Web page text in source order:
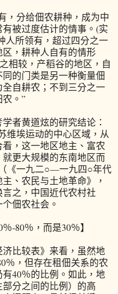
分给佃农耕种，成为中
被过度估计的情事。(实
人所领有，超过四分之一
，耕种人自有的情形
相较，产稻谷的地区，自
的门类是另一种衡量佃
自耕农；不到三分之一
。”
者黄道炫的研究结论：
维埃运动的中心区域，从
，这一地区地主、富农
更大规模的东南地区而
《一九二○—一九四○年代
、农民与土地革命》，
之，中国近代农村社
佃农社会。
80％，而是30％】
比较表》来看，虽然地
％，但存在租佃关系的农
40％的比例。如此，地
分之间的比例）的高